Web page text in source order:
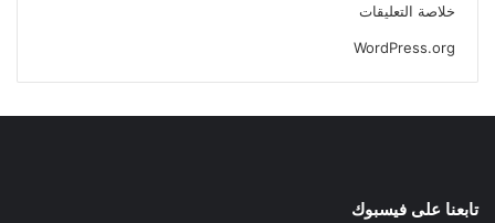
خلاصة التعليقات
WordPress.org
تابعنا على فيسبوك